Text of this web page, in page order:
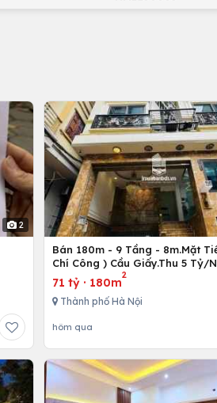
2
Bán 180m - 9 Tầng - 8m.Mặt
Chí Công ) Cầu Giấy.Thu 5 Tỷ/
71 tỷ· 180m
2
Thành phố Hà Nội
hôm qua